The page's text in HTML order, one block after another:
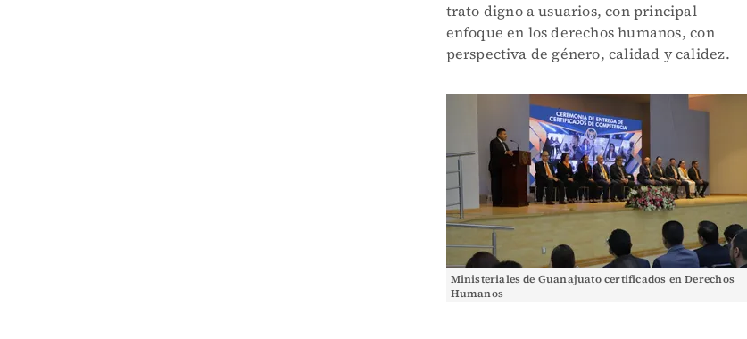
trato digno a usuarios, con principal
enfoque en los derechos humanos, con
perspectiva de género, calidad y calidez.
Ministeriales de Guanajuato certificados en Derechos
Humanos